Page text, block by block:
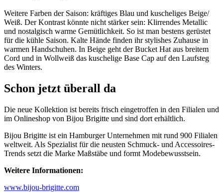
Weitere Farben der Saison: kräftiges Blau und kuscheliges Beige/
Weiß. Der Kontrast könnte nicht stärker sein: Klirrendes Metallic
und nostalgisch warme Gemütlichkeit. So ist man bestens gerüstet
für die kühle Saison. Kalte Hände finden ihr stylishes Zuhause in
warmen Handschuhen. In Beige geht der Bucket Hat aus breitem
Cord und in Wollweiß das kuschelige Base Cap auf den Laufsteg
des Winters.
Schon jetzt überall da
Die neue Kollektion ist bereits frisch eingetroffen in den Filialen und
im Onlineshop von Bijou Brigitte und sind dort erhältlich.
Bijou Brigitte ist ein Hamburger Unternehmen mit rund 900 Filialen
weltweit. Als Spezialist für die neusten Schmuck- und Accessoires-
Trends setzt die Marke Maßstäbe und formt Modebewusstsein.
Weitere Informationen:
www.bijou-brigitte.com